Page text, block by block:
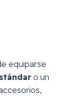
equiparse
o un